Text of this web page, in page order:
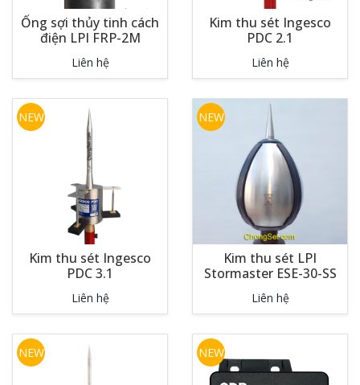
Ống sợi thủy tinh cách
điện LPI FRP-2M
Liên hệ
Kim thu sét Ingesco
PDC 2.1
Liên hệ
NEW
Kim thu sét Ingesco
PDC 3.1
Liên hệ
NEW
Kim thu sét LPI
Stormaster ESE-30-SS
Liên hệ
NEW NEW